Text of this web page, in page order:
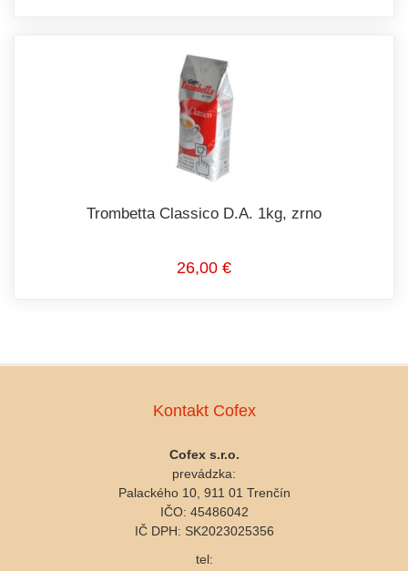
Trombetta Classico D.A. 1kg, zrno
26,00 €
Kontakt Cofex
Cofex s.r.o.
prevádzka:
Palackého 10, 911 01 Trenčín
IČO: 45486042
IČ DPH: SK2023025356
tel: